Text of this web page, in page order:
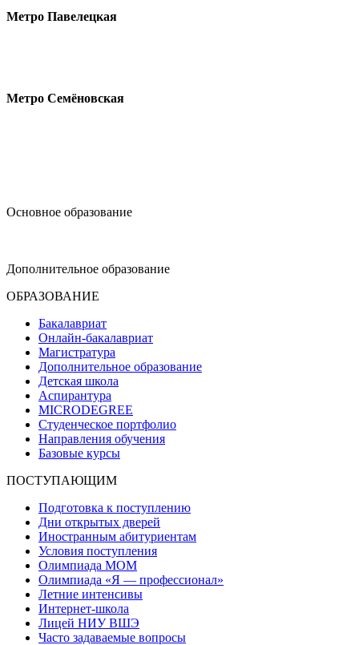
Метро Павелецкая
Метро Семёновская
Основное образование
Дополнительное образование
ОБРАЗОВАНИЕ
Бакалавриат
Онлайн-бакалавриат
Магистратура
Дополнительное образование
Детская школа
Аспирантура
MICRODEGREE
Студенческое портфолио
Направления обучения
Базовые курсы
ПОСТУПАЮЩИМ
Подготовка к поступлению
Дни открытых дверей
Иностранным абитуриентам
Условия поступления
Олимпиада МОМ
Олимпиада «Я — профессионал»
Летние интенсивы
Интернет-школа
Лицей НИУ ВШЭ
Часто задаваемые вопросы